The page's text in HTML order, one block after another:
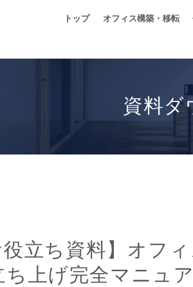
トップ オフィス構築・移転
資料ダ
役立ち資料】オフ
ち上げ完全マニュ